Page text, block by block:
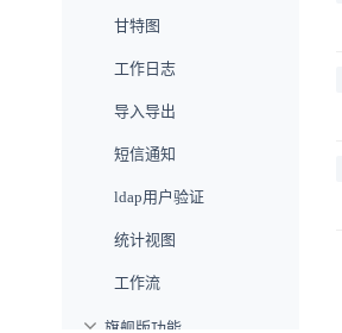
甘特图
工作日志
导入导出
短信通知
ldap用户验证
统计视图
工作流
旗舰版功能